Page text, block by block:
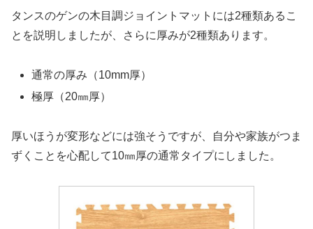
タンスのゲンの木目調ジョイントマットには2種類あるこ
とを説明しましたが、さらに厚みが2種類あります。
通常の厚み（10mm厚）
極厚（20㎜厚）
厚いほうが変形などには強そうですが、自分や家族がつま
ずくことを心配して10㎜厚の通常タイプにしました。